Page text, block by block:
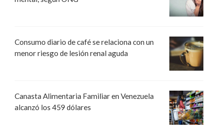
Consumo diario de café se relaciona con un
menor riesgo de lesión renal aguda
Canasta Alimentaria Familiar en Venezuela
alcanzó los 459 dólares